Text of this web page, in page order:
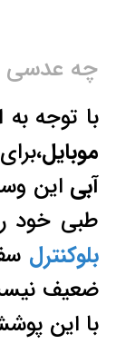
چه عدسی
با توجه به
موبایل
آبی این
طبی خود
بلوکنترل
ضعیف
با این